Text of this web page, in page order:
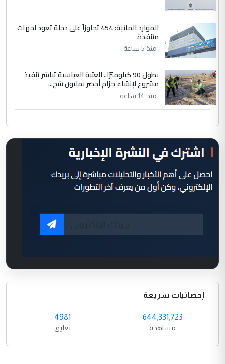
الموارد المائية: 454 تجاوزاً على دجلة تعود لجهات
متنفذة
منذ 5 ساعة
بطول 90 كيلومترًا.. العتبة العباسية تباشر تنفيذ
مشروع لإنشاء حزام أخضر بمليون شج...
منذ 14 ساعة
إحصائيات سريعة
644,331,723
مشاهدة
4981
تعليق